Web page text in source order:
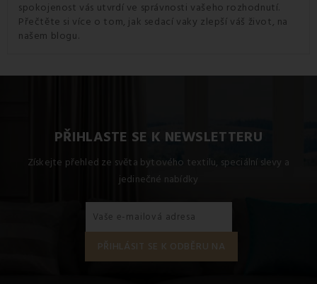
spokojenost vás utvrdí ve správnosti vašeho rozhodnutí.
Přečtěte si více o tom, jak sedací vaky zlepší váš život, na
našem blogu.
PŘIHLASTE SE K NEWSLETTERU
Získejte přehled ze světa bytového textilu, speciální slevy a
jedinečné nabídky